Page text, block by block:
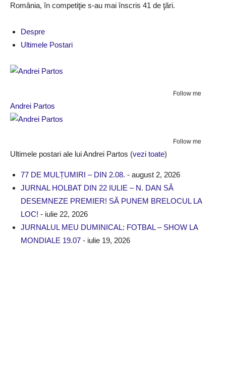
România, în competiţie s-au mai înscris 41 de ţări.
Despre
Ultimele Postari
Follow me
Andrei Partos
Follow me
Ultimele postari ale lui Andrei Partos (vezi toate)
77 DE MULȚUMIRI – DIN 2.08. - august 2, 2026
JURNAL HOLBAT DIN 22 IULIE – N. DAN SĂ
DESEMNEZE PREMIER! SĂ PUNEM BRELOCUL LA
LOC! - iulie 22, 2026
JURNALUL MEU DUMINICAL: FOTBAL – SHOW LA
MONDIALE 19.07 - iulie 19, 2026